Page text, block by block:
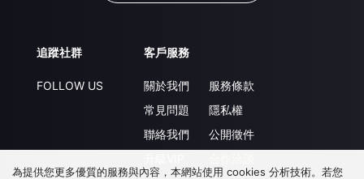
追蹤社群
FOLLOW US
客戶服務
關於我們
常見問題
聯絡我們
服務條款
隱私權
公開徵件
為提供您更多優質的服務與內容，本網站使用 cookies 分析技術。若您